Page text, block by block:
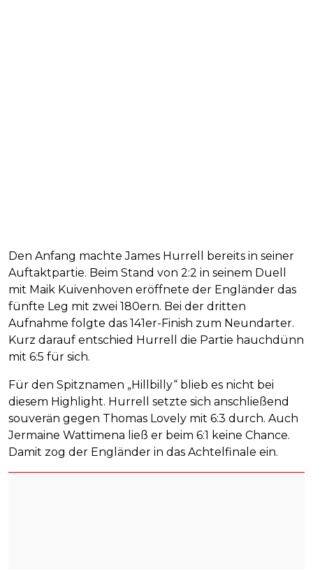
Den Anfang machte James Hurrell bereits in seiner
Auftaktpartie. Beim Stand von 2:2 in seinem Duell
mit Maik Kuivenhoven eröffnete der Engländer das
fünfte Leg mit zwei 180ern. Bei der dritten
Aufnahme folgte das 141er-Finish zum Neundarter.
Kurz darauf entschied Hurrell die Partie hauchdünn
mit 6:5 für sich.
Für den Spitznamen „Hillbilly“ blieb es nicht bei
diesem Highlight. Hurrell setzte sich anschließend
souverän gegen Thomas Lovely mit 6:3 durch. Auch
Jermaine Wattimena ließ er beim 6:1 keine Chance.
Damit zog der Engländer in das Achtelfinale ein.